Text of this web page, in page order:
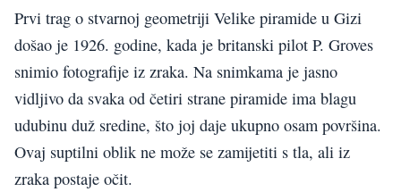
Prvi trag o stvarnoj geometriji Velike piramide u Gizi
došao je 1926. godine, kada je britanski pilot P. Groves
snimio fotografije iz zraka. Na snimkama je jasno
vidljivo da svaka od četiri strane piramide ima blagu
udubinu duž sredine, što joj daje ukupno osam površina.
Ovaj suptilni oblik ne može se zamijetiti s tla, ali iz
zraka postaje očit.